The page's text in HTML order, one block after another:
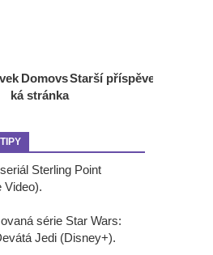
Starší příspěvek
Domovs
ká stránka
Sterling Point
Video).
série Star Wars:
Jedi (Disney+).